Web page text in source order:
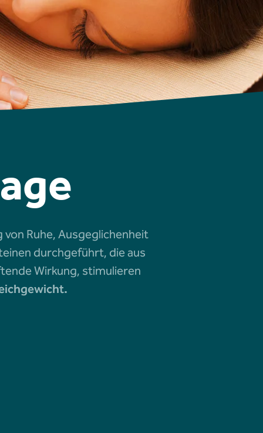
Ruhe, Ausgeglichenheit
durchgeführt, die aus
Wirkung, stimulieren